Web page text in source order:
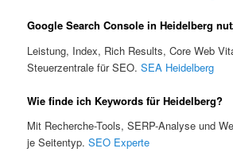
Google Search Console in Heidelberg
Leistung, Index, Rich Results, Core Web
Steuerzentrale für SEO.SEA Heidelberg
Wie finde ich Keywords für Heidelberg?
Mit Recherche-Tools, SERP-Analyse und
je Seitentyp.SEO Experte